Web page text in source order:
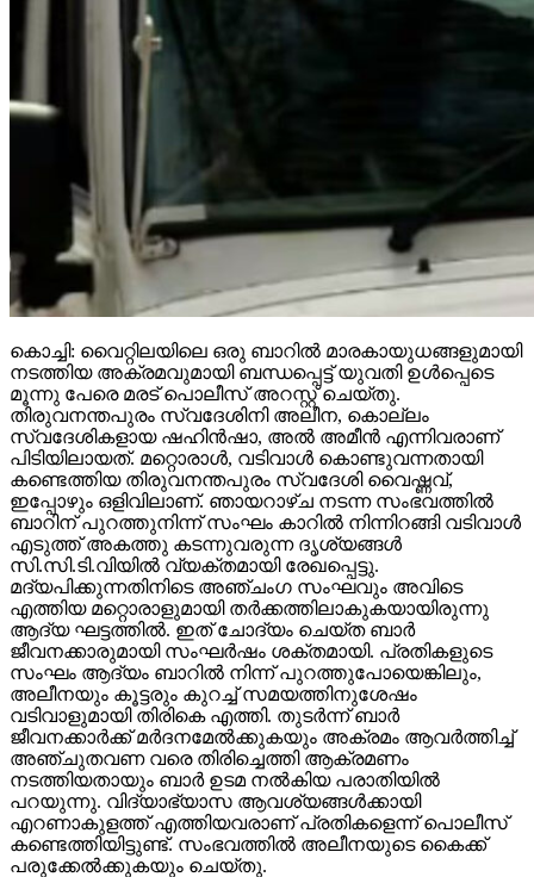
കൊച്ചി: വൈറ്റിലയിലെ ഒരു ബാറില്‍ മാരകായുധങ്ങളുമായി
നടത്തിയ അക്രമവുമായി ബന്ധപ്പെട്ട് യുവതി ഉള്‍പ്പെടെ
മൂന്നു പേരെ മരട് പൊലീസ് അറസ്റ്റ് ചെയ്തു.
തിരുവനന്തപുരം സ്വദേശിനി അലീന, കൊല്ലം
സ്വദേശികളായ ഷഹിന്‍ഷാ, അല്‍ അമീന്‍ എന്നിവരാണ്
പിടിയിലായത്. മറ്റൊരാള്‍, വടിവാള്‍ കൊണ്ടുവന്നതായി
കണ്ടെത്തിയ തിരുവനന്തപുരം സ്വദേശി വൈഷ്ണവ്,
ഇപ്പോഴും ഒളിവിലാണ്. ഞായറാഴ്ച നടന്ന സംഭവത്തില്‍
ബാറിന് പുറത്തുനിന്ന് സംഘം കാറില്‍ നിന്നിറങ്ങി വടിവാള്‍
എടുത്ത് അകത്തു കടന്നുവരുന്ന ദൃശ്യങ്ങള്‍
സി.സി.ടി.വിയില്‍ വ്യക്തമായി രേഖപ്പെട്ടു.
മദ്യപിക്കുന്നതിനിടെ അഞ്ചംഗ സംഘവും അവിടെ
എത്തിയ മറ്റൊരാളുമായി തര്‍ക്കത്തിലാകുകയായിരുന്നു
ആദ്യ ഘട്ടത്തില്‍. ഇത് ചോദ്യം ചെയ്ത ബാര്‍
ജീവനക്കാരുമായി സംഘര്‍ഷം ശക്തമായി. പ്രതികളുടെ
സംഘം ആദ്യം ബാറില്‍ നിന്ന് പുറത്തുപോയെങ്കിലും,
അലീനയും കൂട്ടരും കുറച്ച് സമയത്തിനുശേഷം
വടിവാളുമായി തിരികെ എത്തി. തുടര്‍ന്ന് ബാര്‍
ജീവനക്കാര്‍ക്ക് മര്‍ദനമേല്‍ക്കുകയും അക്രമം ആവര്‍ത്തിച്ച്
അഞ്ചുതവണ വരെ തിരിച്ചെത്തി ആക്രമണം
നടത്തിയതായും ബാര്‍ ഉടമ നല്‍കിയ പരാതിയില്‍
പറയുന്നു. വിദ്യാഭ്യാസ ആവശ്യങ്ങള്‍ക്കായി
എറണാകുളത്ത് എത്തിയവരാണ് പ്രതികളെന്ന് പൊലീസ്
കണ്ടെത്തിയിട്ടുണ്ട്. സംഭവത്തില്‍ അലീനയുടെ കൈക്ക്
പരുക്കേല്‍ക്കുകയും ചെയ്തു.